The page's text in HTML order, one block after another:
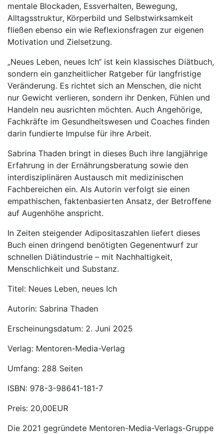
mentale Blockaden, Essverhalten, Bewegung,
Alltagsstruktur, Körperbild und Selbstwirksamkeit
fließen ebenso ein wie Reflexionsfragen zur eigenen
Motivation und Zielsetzung.
„Neues Leben, neues Ich“ ist kein klassisches Diätbuch,
sondern ein ganzheitlicher Ratgeber für langfristige
Veränderung. Es richtet sich an Menschen, die nicht
nur Gewicht verlieren, sondern ihr Denken, Fühlen und
Handeln neu ausrichten möchten. Auch Angehörige,
Fachkräfte im Gesundheitswesen und Coaches finden
darin fundierte Impulse für ihre Arbeit.
Sabrina Thaden bringt in dieses Buch ihre langjährige
Erfahrung in der Ernährungsberatung sowie den
interdisziplinären Austausch mit medizinischen
Fachbereichen ein. Als Autorin verfolgt sie einen
empathischen, faktenbasierten Ansatz, der Betroffene
auf Augenhöhe anspricht.
In Zeiten steigender Adipositaszahlen liefert dieses
Buch einen dringend benötigten Gegenentwurf zur
schnellen Diätindustrie – mit Nachhaltigkeit,
Menschlichkeit und Substanz.
Titel: Neues Leben, neues Ich
Autorin: Sabrina Thaden
Erscheinungsdatum: 2. Juni 2025
Verlag: Mentoren-Media-Verlag
Umfang: 288 Seiten
ISBN: 978-3-98641-181-7
Preis: 20,00EUR
Die 2021 gegründete Mentoren-Media-Verlags-Gruppe